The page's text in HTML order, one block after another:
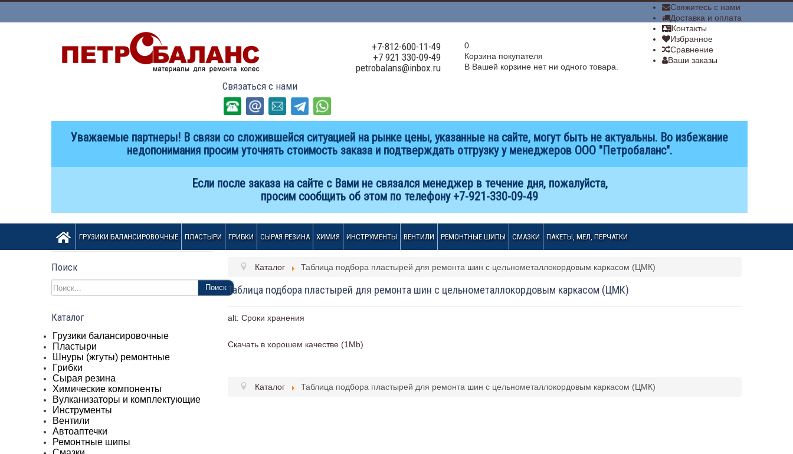
­Свяжитесь с нами
Доставка и оплата
Контакты
Избранное
Сравнение
Ваши заказы
0
Корзина покупателя
В Вашей корзине нет ни одного товара.
+7-812-600-11-49
+7 921 330-09-49
petrobalans@inbox.ru
Связаться с нами
Уважаемые партнеры! В связи со сложившейся ситуацией на рынке цены, указанные на сайте, могут быть не актуальны. Во избежание
недопонимания просим уточнять стоимость заказа и подтверждать отгрузку у менеджеров ООО "Петробаланс".
Если после заказа на сайте с Вами не связался менеджер в течение дня, пожалуйста,
просим сообщить об этом по телефону +7-921-330-09-49
ГРУЗИКИ БАЛАНСИРОВОЧНЫЕ ПЛАСТЫРИ ГРИБКИ СЫРАЯ РЕЗИНА ХИМИЯ ИНСТРУМЕНТЫ ВЕНТИЛИ РЕМОНТНЫЕ ШИПЫ СМАЗКИ ПАКЕТЫ, МЕЛ, ПЕРЧАТКИ
Поиск
Поиск
Каталог
Грузики балансировочные
Пластыри
Шнуры (жгуты) ремонтные
Грибки
Сырая резина
Химические компоненты
Вулканизаторы и комплектующие
Инструменты
Вентили
Автоаптечки
Ремонтные шипы
Каталог Таблица подбора пластырей для ремонта шин с цельнометаллокордовым каркасом (ЦМК)
Таблица подбора пластырей для ремонта шин с цельнометаллокордовым каркасом (ЦМК)
alt: Сроки хранения
Скачать в хорошем качестве (1Mb)
Каталог Таблица подбора пластырей для ремонта шин с цельнометаллокордовым каркасом (ЦМК)